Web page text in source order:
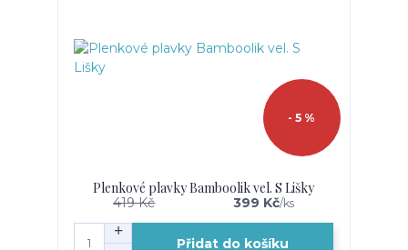
- 5 %
Plenkové plavky Bamboolik vel. S Lišky
419 Kč 399 Kč/ks
Přidat do košíku